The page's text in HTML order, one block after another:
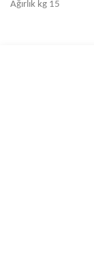
Ağırlık kg 15
Ürün resmi
Ürün
Ürün
Ürün fiyatı
Bu ürüne